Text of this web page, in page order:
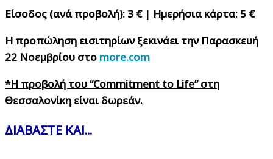
Είσοδος (ανά προβολή): 3 € | Ημερήσια κάρτα: 5 €
Η προπώληση εισιτηρίων ξεκινάει την Παρασκευή
22 Νοεμβρίου στο more.com
*Η προβολή του “Commitment to Life” στη
Θεσσαλονίκη είναι δωρεάν.
ΔΙΑΒΑΣΤΕ ΚΑΙ...